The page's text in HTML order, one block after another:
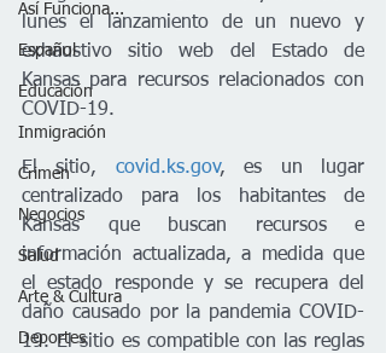
Así Funciona...
Español
Educación
Inmigración
Crimen
Negocios
Salud
Arte & Cultura
Deportes
lunes el lanzamiento de un nuevo y
exhaustivo sitio web del Estado de
Kansas para recursos relacionados con
COVID-19.
El sitio, covid.ks.gov, es un lugar
centralizado para los habitantes de
Kansas que buscan recursos e
información actualizada, a medida que
el estado responde y se recupera del
daño causado por la pandemia COVID-
19. El sitio es compatible con las reglas